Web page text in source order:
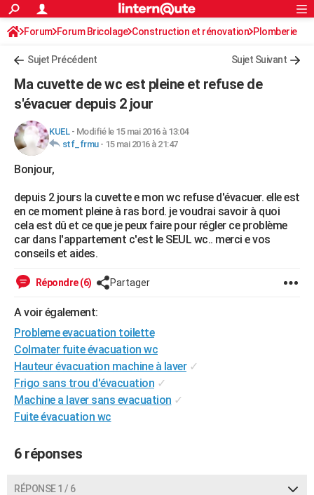
ACTUALITÉS
Politique
Société
Faits Divers
Education
Monde
Villes
+
Programme TV
Streaming
Cinéma
Sorties cinéma
Musique
FINANCE
Retraite
Impôts
Epargne
Immobilier
Risques naturels par ville
Banque
Assurance
Crédit
AUTO
Essais
Réserver un essai
Citadines
Berlines
SUV
Forum auto
HIGH-TECH
Forum
Aménagement intérieur
Extérieur
Cuisine
Salle de bains
Jardinage
Rangement
WEEK-END
Guides de France
Escapades
Patrimoine
Expositions
Musées
Week-end nature
+LIFESTYLE
SANTE
Destinations
City break
Voyage nature
Voyage de noces
Forum
Climat
+PHOTO
GUIDES D'ACHAT
BONS PLANS
CARTE DE VOEUX
Rechercher
S'inscrire
Connexion
Forum Forum Bricolage Construction et rénovation Plomberie
Sujet Précédent Sujet Suivant
Ma cuvette de wc est pleine et refuse de
s'évacuer depuis 2 jour
KUEL- Modifié le 15 mai 2016 à 13:04
stf_frmu- 15 mai 2016 à 21:47
Bonjour,
depuis 2 jours la cuvette e mon wc refuse d'évacuer. elle est
en ce moment pleine à ras bord. je voudrai savoir à quoi
cela est dû et ce que je peux faire pour régler ce problème
car dans l'appartement c'est le SEUL wc.. merci e vos
conseils et aides.
Répondre (6) Partager
A voir également:
Probleme evacuation toilette
Colmater fuite évacuation wc
Hauteur évacuation machine à laver ✓
Frigo sans trou d'évacuation ✓
Machine a laver sans evacuation ✓
Fuite évacuation wc
6 réponses
RÉPONSE 1 / 6